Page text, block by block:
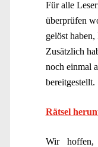
Für alle
überprüfen
gelöst
Zusätzlich
noch einmal
bereitgestellt.
Rätsel
Wir